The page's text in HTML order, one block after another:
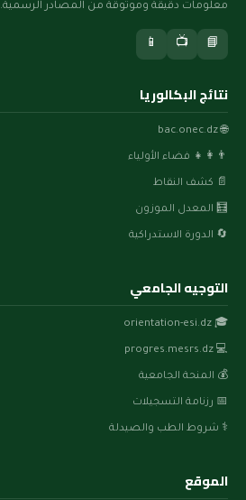
معلومات دقيقة وموثوقة من المصادر الرسمية.
📘
📺
📱
نتائج البكالوريا
🌐 bac.onec.dz
👨‍👩‍👧 فضاء الأولياء
📄 كشف النقاط
🧮 المعدل الموزون
🔄 الدورة الاستدراكية
التوجيه الجامعي
🎓 orientation-esi.dz
💻 progres.mesrs.dz
💰 المنحة الجامعية
📅 رزنامة التسجيلات
⚕️ شروط الطب والصيدلة
الموقع